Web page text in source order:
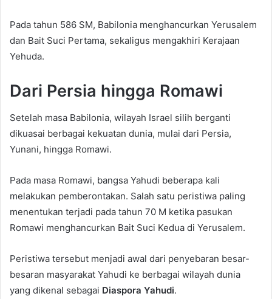
Pada tahun 586 SM, Babilonia menghancurkan Yerusalem
dan Bait Suci Pertama, sekaligus mengakhiri Kerajaan
Yehuda.
Dari Persia hingga Romawi
Setelah masa Babilonia, wilayah Israel silih berganti
dikuasai berbagai kekuatan dunia, mulai dari Persia,
Yunani, hingga Romawi.
Pada masa Romawi, bangsa Yahudi beberapa kali
melakukan pemberontakan. Salah satu peristiwa paling
menentukan terjadi pada tahun 70 M ketika pasukan
Romawi menghancurkan Bait Suci Kedua di Yerusalem.
Peristiwa tersebut menjadi awal dari penyebaran besar-
besaran masyarakat Yahudi ke berbagai wilayah dunia
yang dikenal sebagai Diaspora Yahudi.